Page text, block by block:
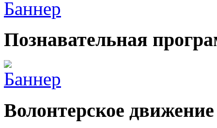
Познавательная
Волонтерское движение